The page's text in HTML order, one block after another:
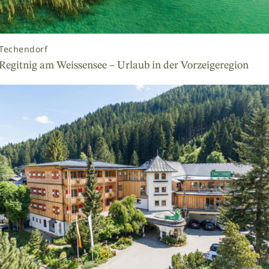
am Weissensee – Urlaub in der Vorzeigeregion